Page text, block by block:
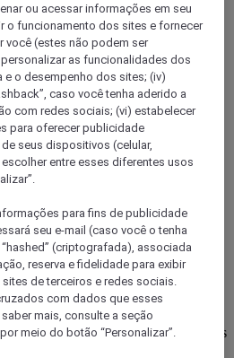
City, de 4 estrelas, está localizado
em frente ao Palácio de
quartos têm ar condicionado e WIFI.
uma vista fantástica de Potsdam
13 salas de reuniões estão também
e estão disponíveis para
A estação principal de comboios
ou acessar informações em seu
o funcionamento dos sites e fornecer
(estes não podem ser
as funcionalidades dos
e o desempenho dos sites; (iv)
caso você tenha aderido a
com redes sociais; (vi) estabelecer
para oferecer publicidade
seus dispositivos (celular,
entre esses diferentes usos
para fins de publicidade
seu e-mail (caso você o tenha
(criptografada), associada
reserva e fidelidade para exibir
de terceiros e redes sociais.
com dados que esses
mais, consulte a seção
meio do botão “Personalizar”.